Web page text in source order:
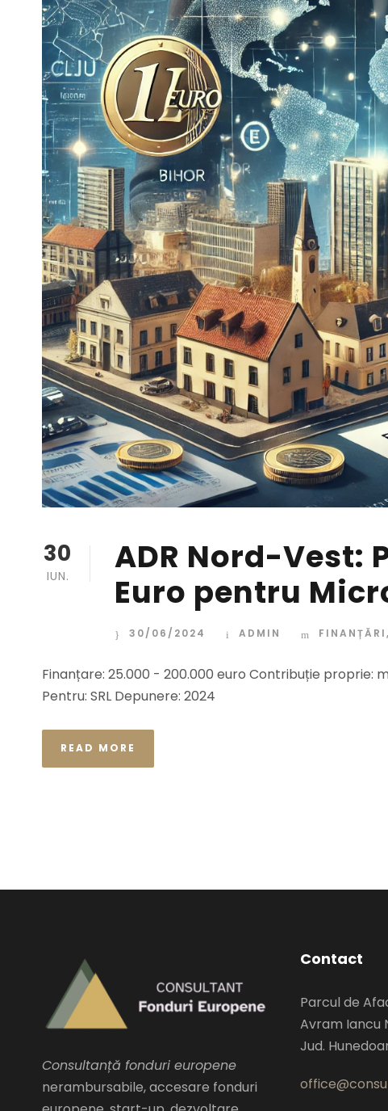
30
IUN.
ADR Nord-Vest:
Euro pentru
30/06/2024 ADMIN FINANȚĂRI,
Finanțare: 25.000 - 200.000 euro Contribuție proprie:
Pentru: SRL Depunere: 2024
READ MORE
Consultanță fonduri europene
nerambursabile, accesare fonduri
Contact
Parcul de
Avram Iancu
Jud.